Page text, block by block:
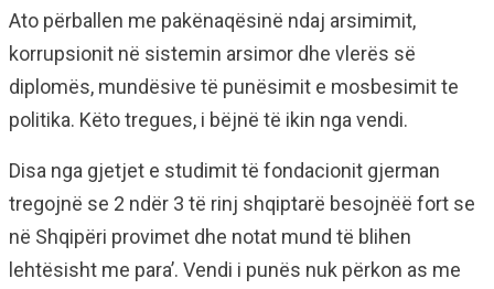
Ato përballen me pakënaqësinë ndaj arsimimit,
korrupsionit në sistemin arsimor dhe vlerës së
diplomës, mundësive të punësimit e mosbesimit te
politika. Këto tregues, i bëjnë të ikin nga vendi.
Disa nga gjetjet e studimit të fondacionit gjerman
tregojnë se 2 ndёr 3 tё rinj shqiptarё besojnëё fort se
në Shqipëri provimet dhe notat mund tё blihen
lehtёsisht me para’. Vendi i punës nuk përkon as me